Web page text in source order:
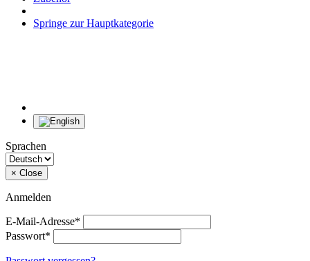
Springe zur Hauptkategorie
Sprachen
× Close
Anmelden
E-Mail-Adresse*
Passwort*